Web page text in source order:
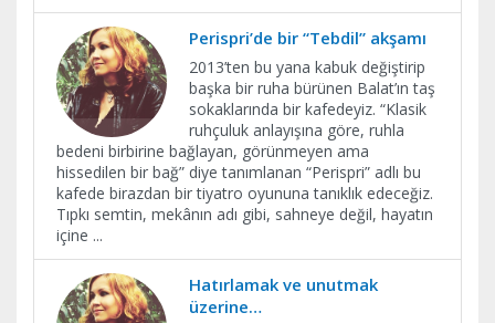
Perispri’de bir “Tebdil” akşamı
2013’ten bu yana kabuk değiştirip
başka bir ruha bürünen Balat’ın taş
sokaklarında bir kafedeyiz. “Klasik
ruhçuluk anlayışına göre, ruhla
bedeni birbirine bağlayan, görünmeyen ama
hissedilen bir bağ” diye tanımlanan “Perispri” adlı bu
kafede birazdan bir tiyatro oyununa tanıklık edeceğiz.
Tıpkı semtin, mekânın adı gibi, sahneye değil, hayatın
içine ...
Hatırlamak ve unutmak
üzerine…